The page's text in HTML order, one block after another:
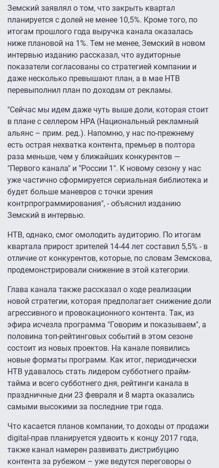
Земский заявлял о том, что закрыть квартал
планируется с долей не менее 10,5%. Кроме того, по
итогам прошлого года выручка канала оказалась
ниже плановой на 1%. Тем не менее, Земский в новом
интервью изданию рассказал, что аудиторные
показатели согласованы со стратегией компании и
даже несколько превышают план, а в мае НТВ
перевыполнил план по доходам от рекламы.
"Сейчас мы идем даже чуть выше доли, которая стоит
в плане с селлером НРА (Национальный рекламный
альянс – прим. ред.). Напомню, у нас по-прежнему
есть острая нехватка контента, премьер в полтора
раза меньше, чем у ближайших конкурентов —
"Первого канала" и "России 1". К новому сезону у нас
уже частично сформируется сериальная библиотека и
будет больше маневров с точки зрения
контрпрограммирования", - объяснил изданию
Земский в интервью.
НТВ, однако, смог омолодить аудиторию. По итогам
квартала прирост зрителей 14-44 лет составил 5,5% - в
отличие от конкурентов, которые, по словам Земскова,
продемонстрировали снижение в этой категории.
Глава канала также рассказал о ходе реализации
новой стратегии, которая предполагает снижение доли
агрессивного и провокационного контента. Так, из
эфира исчезла программа "Говорим и показываем", а
половина топ-рейтинговых событий в этом сезоне
состоит из новых проектов. На канале появились
новые форматы программ. Как итог, периодически
НТВ удавалось стать лидером субботнего прайм-
тайма и всего субботнего дня, рейтинги канала в
праздничные дни 23 февраля и 8 марта оказались
самыми высокими за последние три года.
Что касается планов компании, то доходы от продажи
digital-прав планируется удвоить к концу 2017 года,
также канал намерен развивать дистрибуцию
контента за рубежом – уже ведутся переговоры о